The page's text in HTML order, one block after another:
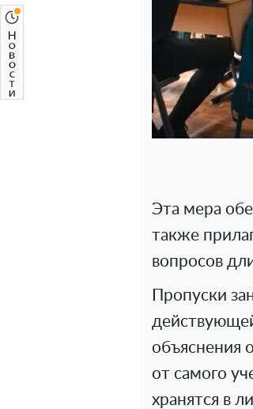
Эта мера
также
вопросов
Пропуски
объяснения
от самого
хранятся в